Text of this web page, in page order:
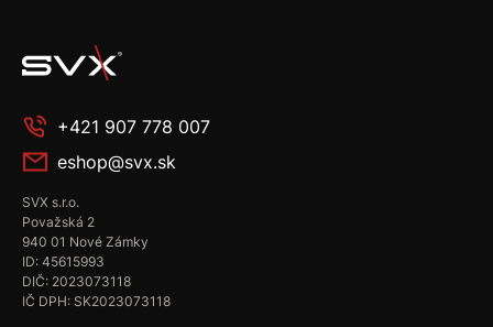
+421 907 778 007
eshop@svx.sk
SVX s.r.o.
Považská 2
940 01 Nové Zámky
ID: 45615993
DIČ: 2023073118
IČ DPH: SK2023073118